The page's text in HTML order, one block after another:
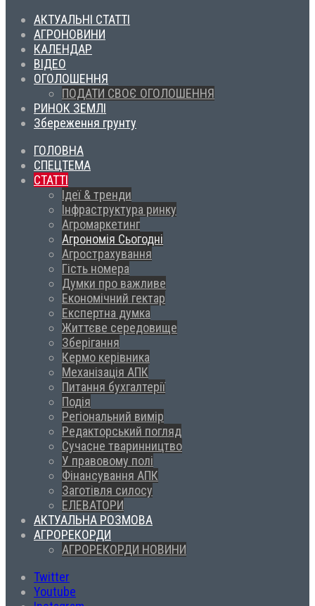
АКТУАЛЬНІ СТАТТІ
АГРОНОВИНИ
КАЛЕНДАР
ВІДЕО
ОГОЛОШЕННЯ
ПОДАТИ СВОЄ ОГОЛОШЕННЯ
РИНОК ЗЕМЛІ
Збереження грунту
ГОЛОВНА
СПЕЦТЕМА
СТАТТІ
Ідеї & тренди
Інфраструктура ринку
Агромаркетинг
Агрономія Сьогодні
Агрострахування
Гість номера
Думки про важливе
Економічний гектар
Експертна думка
Життєве середовище
Зберігання
Кермо керівника
Механізація АПК
Питання бухгалтерії
Подія
Регіональний вимір
Редакторський погляд
Сучасне тваринництво
У правовому полі
Фінансування АПК
Заготівля силосу
ЕЛЕВАТОРИ
АКТУАЛЬНА РОЗМОВА
АГРОРЕКОРДИ
АГРОРЕКОРДИ НОВИНИ
Twitter
Youtube